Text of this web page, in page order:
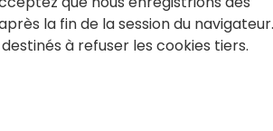
la fin de la session du navigateur.
à refuser les cookies tiers.